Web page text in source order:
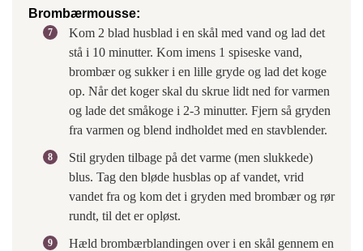
Brombærmousse:
Kom 2 blad husblad i en skål med vand og lad det
stå i 10 minutter. Kom imens 1 spiseske vand,
brombær og sukker i en lille gryde og lad det koge
op. Når det koger skal du skrue lidt ned for varmen
og lade det småkoge i 2-3 minutter. Fjern så gryden
fra varmen og blend indholdet med en stavblender.
Stil gryden tilbage på det varme (men slukkede)
blus. Tag den bløde husblas op af vandet, vrid
vandet fra og kom det i gryden med brombær og rør
rundt, til det er opløst.
Hæld brombærblandingen over i en skål gennem en